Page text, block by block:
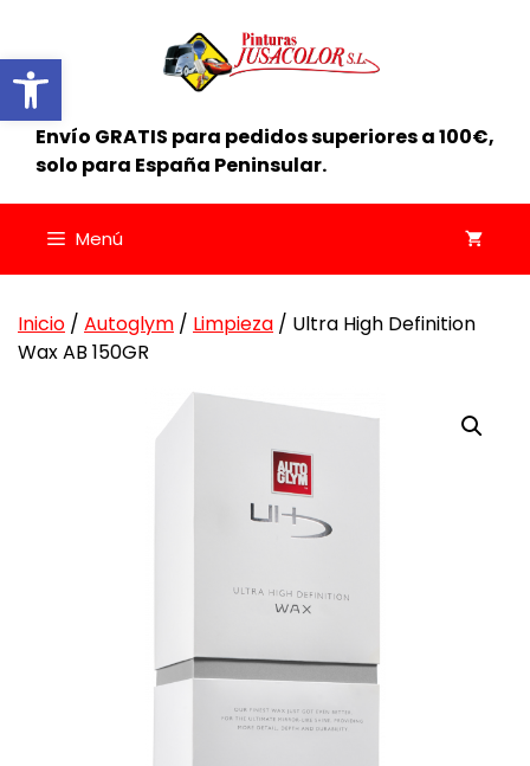
Abrir barra de herramientas
contenido
Envío GRATIS para pedidos superiores a 100€,
solo para España Peninsular.
Menú
Inicio / Autoglym / Limpieza / Ultra High Definition
Wax AB 150GR